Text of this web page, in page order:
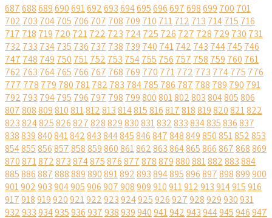
687688689690691692693694695696697698699 700 701
702 703 704705 706 707 708 709 710 711712 713 714715 716
717 718 719 720 721722 723 724725 726 727 728 729 730 731
732 733 734735 736 737 738 739 740 741742 743 744745 746
747 748 749 750 751752 753 754755 756 757 758 759 760 761
762 763 764765 766 767 768 769 770 771772 773 774775 776
777 778 779 780 781782 783 784785 786 787 788 789 790 791
792 793 794795 796 797 798 799800801802803804805806
807808809810811812813814815816817818819820821822
823824825826827828829830831832833834835836837
838839840841842843844845846847848849850851852853
854855856857858859860861862863864865866867868869
870871872873874875876877878879880881882883884
885886887888889890891892893894895896897898899900
901902903904905906907908909910911912913914915916
917918919920921922923924925926927928929930931
932933934935936937938939940941942943944945946947